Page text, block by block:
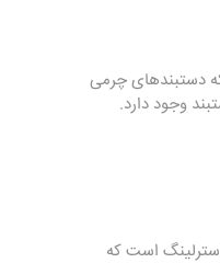
که دستبندهای چرمی
وجود دارد.
است که